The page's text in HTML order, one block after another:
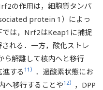
の作用は，細胞質タンパ
protein 1）によっ
では，Nrf2はKeap1に捕捉
れる．一方，酸化ストレ
解離して核内ヘと移行
する 11） ．過酸素状態にお
ヘ移行することや12） ，DPP